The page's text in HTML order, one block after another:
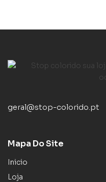
geral@stop-colorido.pt
Mapa Do Site
Inicio
Loja